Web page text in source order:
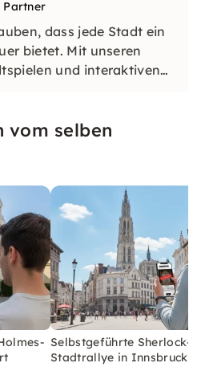
dass jede Stadt ein
bietet. Mit unseren
und interaktiven
und lerne etwas
Stadt erkundest.
vom selben
Selbstgeführte Sherlock-
Stadtrallye in Innsbruck